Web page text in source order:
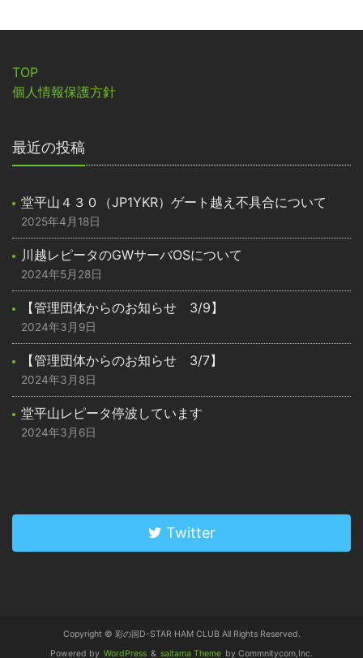
TOP
個人情報保護方針
最近の投稿
堂平山４３０（JP1YKR）ゲート越え不具合について
2025年4月18日
川越レピータのGWサーバOSについて
2024年5月28日
【管理団体からのお知らせ 3/9】
2024年3月9日
【管理団体からのお知らせ 3/7】
2024年3月8日
堂平山レピータ停波しています
2024年3月6日
Twitter
Copyright © 彩の国D-STAR HAM CLUB All Rights Reserved.
Powered by WordPress & saitama Theme by Commnitycom,Inc.